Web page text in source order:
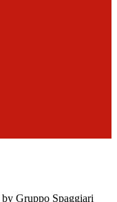
Gruppo Spaggiari